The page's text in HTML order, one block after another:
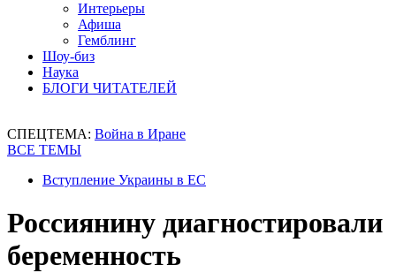
Интерьеры
Афиша
Гемблинг
Шоу-биз
Наука
БЛОГИ ЧИТАТЕЛЕЙ
СПЕЦТЕМА: Война в Иране
ВСЕ ТЕМЫ
Вступление Украины в ЕС
Россиянину диагностировали
беременность